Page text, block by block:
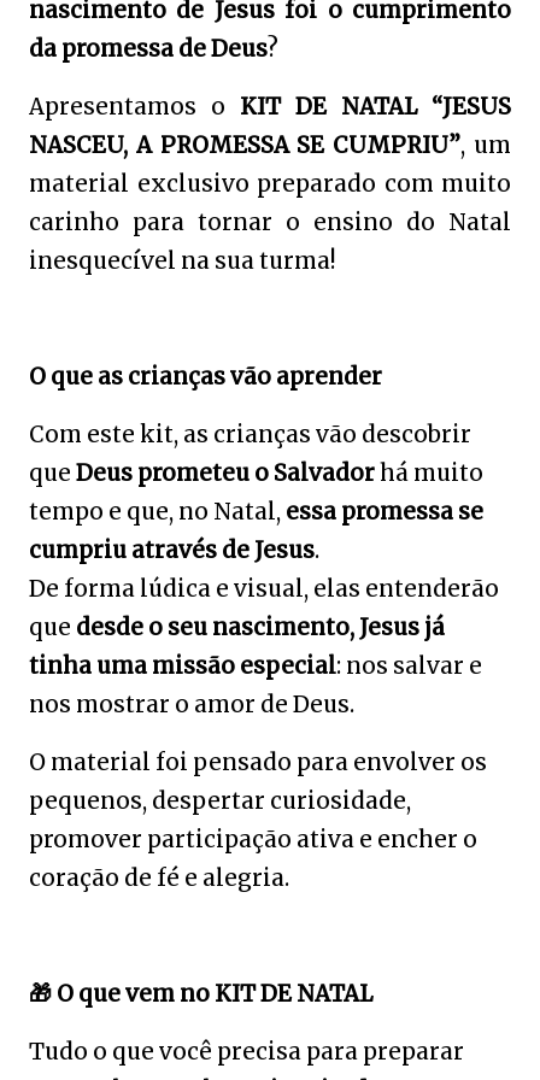
nascimento de Jesus foi o cumprimento
da promessa de Deus?
Apresentamos o KIT DE NATAL “JESUS
NASCEU, A PROMESSA SE CUMPRIU”, um
material exclusivo preparado com muito
carinho para tornar o ensino do Natal
inesquecível na sua turma!
O que as crianças vão aprender
Com este kit, as crianças vão descobrir
que Deus prometeu o Salvadorhá muito
tempo e que, no Natal, essa promessa se
cumpriu através de Jesus.
De forma lúdica e visual, elas entenderão
que desde o seu nascimento, Jesus já
tinha uma missão especial: nos salvar e
nos mostrar o amor de Deus.
O material foi pensado para envolver os
pequenos, despertar curiosidade,
promover participação ativa e encher o
coração de fé e alegria.
🎁 O que vem no KIT DE NATAL
Tudo o que você precisa para preparar